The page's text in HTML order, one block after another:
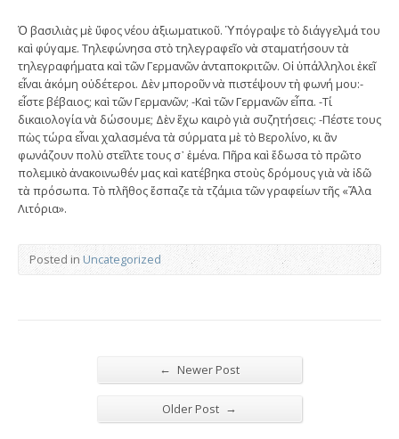
Ὁ βασιλιὰς μὲ ὕφος νέου ἀξιωματικοῦ. Ὑπόγραψε τὸ διάγγελμά του
καὶ φύγαμε. Τηλεφώνησα στὸ τηλεγραφεῖο νὰ σταματήσουν τὰ
τηλεγραφήματα καὶ τῶν Γερμανῶν ἀνταποκριτῶν. Οἱ ὑπάλληλοι ἐκεῖ
εἶναι ἀκόμη οὐδέτεροι. Δὲν μποροῦν νὰ πιστέψουν τὴ φωνή μου:-
εἶστε βέβαιος; καὶ τῶν Γερμανῶν; -Καὶ τῶν Γερμανῶν εἶπα. -Τί
δικαιολογία νὰ δώσουμε; Δὲν ἔχω καιρὸ γιὰ συζητήσεις: -Πέστε τους
πὼς τώρα εἶναι χαλασμένα τὰ σύρματα μὲ τὸ Βερολίνο, κι ἂν
φωνάζουν πολὺ στεῖλτε τους σ᾿ ἐμένα. Πῆρα καὶ ἔδωσα τὸ πρῶτο
πολεμικὸ ἀνακοινωθέν μας καὶ κατέβηκα στοὺς δρόμους γιὰ νὰ ἰδῶ
τὰ πρόσωπα. Τὸ πλῆθος ἔσπαζε τὰ τζάμια τῶν γραφείων τῆς «Ἄλα
Λιτόρια».
Posted in Uncategorized
← Newer Post
Older Post →